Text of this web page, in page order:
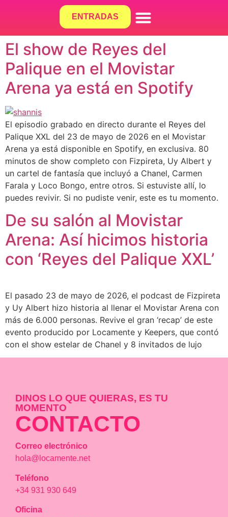
ENTRADAS
El show de Reyes del
Palique en el Movistar
Arena ya está en Spotify
El episodio grabado en directo durante el Reyes del
Palique XXL del 23 de mayo de 2026 en el Movistar
Arena ya está disponible en Spotify, en exclusiva. 80
minutos de show completo con Fizpireta, Uy Albert y
un cartel de fantasía que incluyó a Chanel, Carmen
Farala y Loco Bongo, entre otros. Si estuviste allí, lo
puedes revivir. Si no pudiste venir, este es tu momento.
De su salón al Movistar
Arena: Así hicimos historia
con ‘Reyes del Palique XXL’​
El pasado 23 de mayo de 2026, el podcast de Fizpireta
y Uy Albert hizo historia al llenar el Movistar Arena con
más de 6.000 personas. Revive el gran ‘recap’ de este
evento producido por Locamente y Keepers, que contó
con el show estelar de Chanel y 8 invitados de lujo
DINOS LO QUE QUIERAS, ES TU
MOMENTO
CONTACTO
Correo electrónico
hola@locamente.net
Teléfono
+34 931 930 649
Oficina